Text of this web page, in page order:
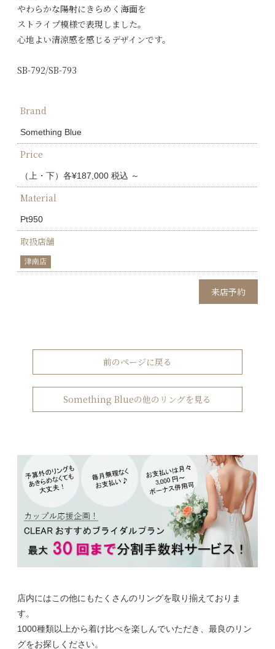
やわらかな陽射にきらめく海面を
ストライプ模様で表現しました。
心地よい清涼感を感じるデザインです。
SB-792/SB-793
Brand
Something Blue
Price
（上・下）各¥187,000 税込 ～
Material
Pt950
取扱店舗
津南店
来店予約
前のページに戻る
Something Blueの他のリングを見る
店内にはこの他にもたくさんのリングを取り揃えておりま
す。
1000種類以上から着け比べを楽しんでいただき、最良のリン
グをお探しください。